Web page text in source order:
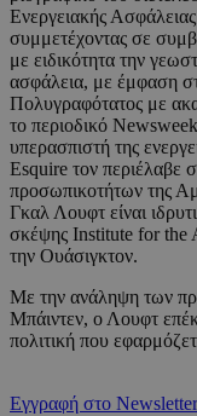
Ενεργειακής
συμμετέχοντας σε
με ειδικότητα την
ασφάλεια, με έμφαση
Πολυγραφότατος με
το περιοδικό
υπερασπιστή της
Esquire τον περιέλαβε
προσωπικοτήτων της
Γκαλ Λουφτ είναι
σκέψης Institute for
την Ουάσιγκτον.
Με την ανάληψη των
Μπάιντεν, ο Λουφτ
πολιτική που
Εγγραφή στο Newsletter